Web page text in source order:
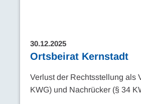
30.12.2025
Ortsbeirat Kernstadt
Verlust der Rechtsstellung als
KWG) und Nachrücker (§ 34